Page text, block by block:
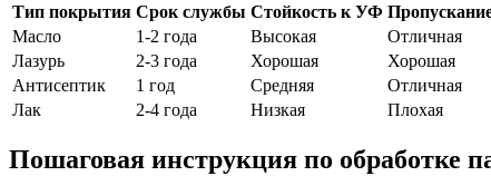
Тип покрытия Срок службы Стойкость к УФ
Масло
1-2 года Высокая Отличная
Лазурь
2-3 года Хорошая Хорошая
Антисептик
1 год Средняя Отличная
Лак
2-4 года Низкая Плохая
Пошаговая инструкция по обработке